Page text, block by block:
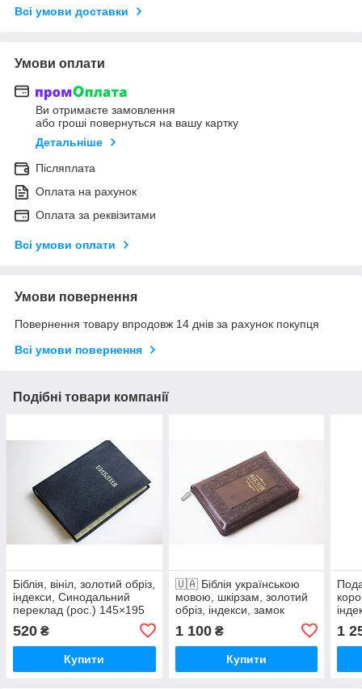
Всі умови доставки
Умови оплати
Ви отримаєте замовлення
або гроші повернуться на вашу картку
Детальніше
Післяплата
Оплата на рахунок
Оплата за реквізитами
Всі умови оплати
Умови повернення
Повернення товару впродовж 14 днів за рахунок покупця
Всі умови повернення
Подібні товари компанії
Біблія, вініл, золотий обріз,
індекси, Синодальний
переклад (рос.) 145×195
520 ₴
Купити
🇺🇦 Біблія українською
мовою, шкірзам, золотий
обріз, індекси, замок
1 100₴
Купити
1